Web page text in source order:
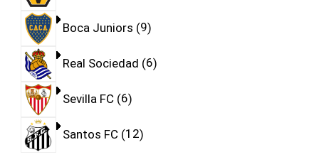
Boca Juniors 9
Real Sociedad 6
Sevilla FC 6
Santos FC 12